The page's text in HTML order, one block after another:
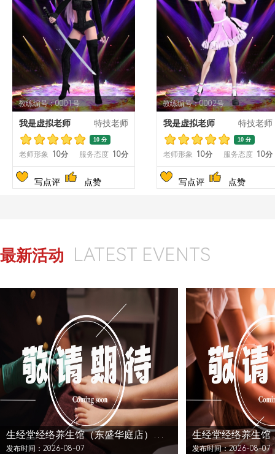
教练编号：0001号
我是虚拟老师 特技老师
10 分
老师形象 10分 服务态度 10分
写点评 点赞
教练编号：0002号
我是虚拟老师 特技老师
10 分
老师形象 10分 服务态度 10分
写点评 点赞
最新活动 LATEST EVENTS
生经堂经络养生馆（东盛华庭店）还没发布活动
发布时间：2026-08-07
发布时间：2026-08-07